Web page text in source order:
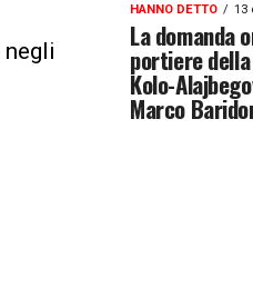
negli
HANNO DETTO 13
La domanda
portiere
Kolo-
Marco